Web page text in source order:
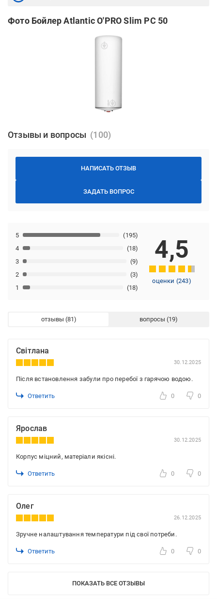
Фото Бойлер Atlantic O'PRO Slim PC 50
Отзывы и вопросы
НАПИСАТЬ ОТЗЫВ
ЗАДАТЬ ВОПРОС
1 (18)
2 (3)
3 (9)
4 (18)
5 (195)
4,5
оценки (243)
отзывы вопросы
Світлана
30.12.2025
Після встановлення забули про перебої з гарячою водою.
Ответить 0 0
Ярослав
30.12.2025
Корпус міцний, матеріали якісні.
Ответить 0 0
Олег
26.12.2025
Зручне налаштування температури під свої потреби.
Ответить 0 0
ПОКАЗАТЬ ВСЕ ОТЗЫВЫ